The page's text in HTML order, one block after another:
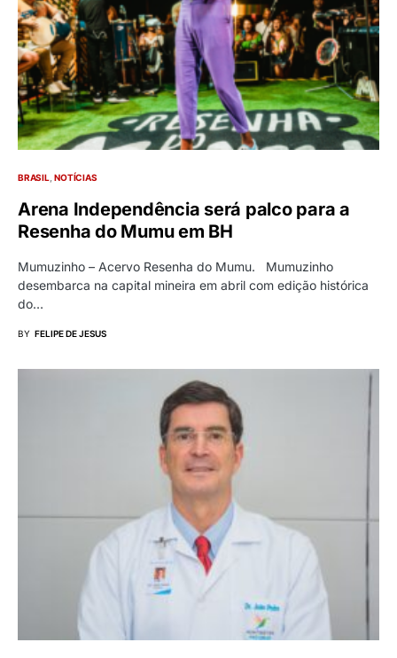
BRASIL NOTÍCIAS
Arena Independência será palco para a
Resenha do Mumu em BH
Mumuzinho – Acervo Resenha do Mumu. Mumuzinho
desembarca na capital mineira em abril com edição histórica
do…
BY FELIPE DE JESUS